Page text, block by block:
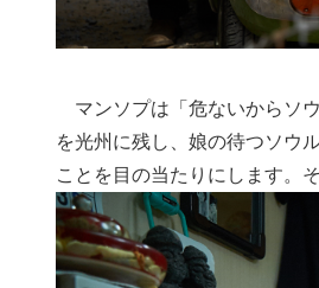
マンソプは「危ないからソ
を光州に残し、娘の待つソウ
ことを目の当たりにします。